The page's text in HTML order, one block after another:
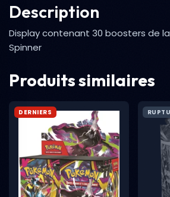
Description
Display contenant 30 boosters de la
Spinner
Produits similaires
DERNIERS